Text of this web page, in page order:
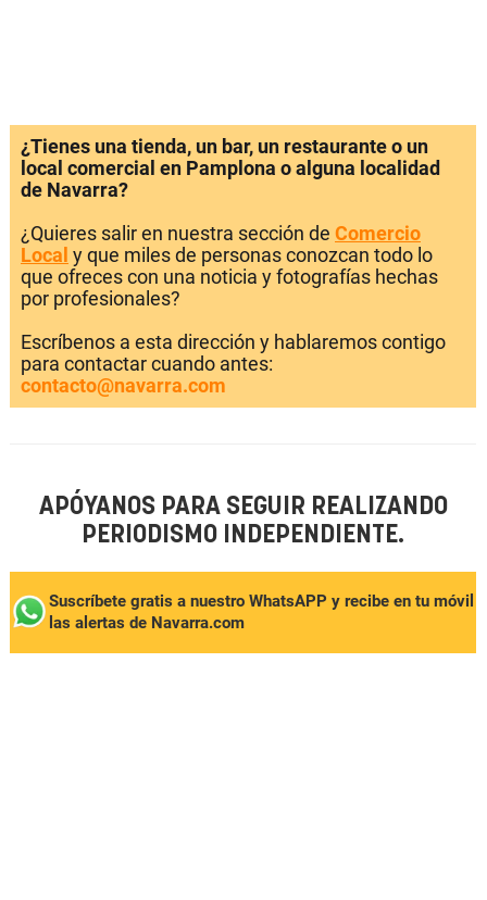
¿Tienes una tienda, un bar, un restaurante o un
local comercial en Pamplona o alguna localidad
de Navarra?
¿Quieres salir en nuestra sección de Comercio
Local y que miles de personas conozcan todo lo
que ofreces con una noticia y fotografías hechas
por profesionales?
Escríbenos a esta dirección y hablaremos contigo
para contactar cuando antes:
contacto@navarra.com
APÓYANOS PARA SEGUIR REALIZANDO
PERIODISMO INDEPENDIENTE.
Suscríbete gratis a nuestro WhatsAPP y recibe en tu móvil
las alertas de Navarra.com